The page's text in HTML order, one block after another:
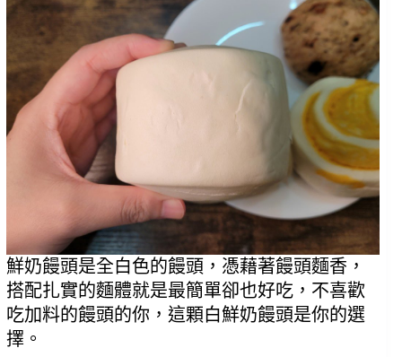
鮮奶饅頭是全白色的饅頭，憑藉著饅頭麵香，
搭配扎實的麵體就是最簡單卻也好吃，不喜歡
吃加料的饅頭的你，這顆白鮮奶饅頭是你的選
擇。